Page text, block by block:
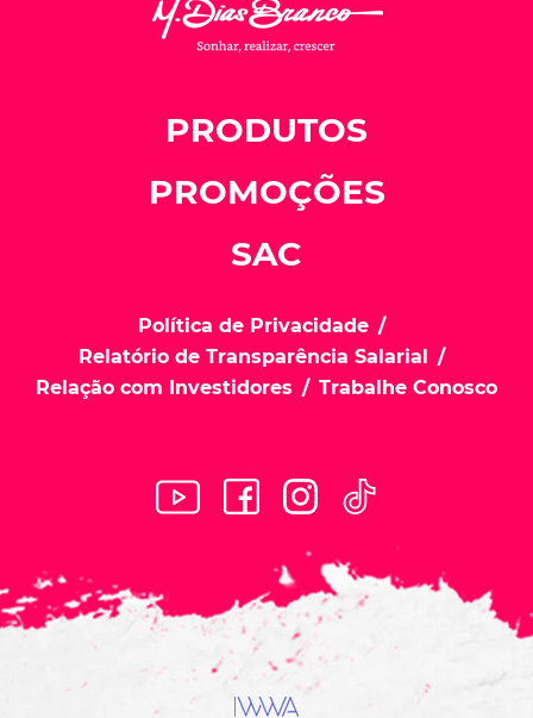
PRODUTOS
PROMOÇÕES
SAC
Política de Privacidade
Relatório de Transparência Salarial
Relação com Investidores
Trabalhe Conosco